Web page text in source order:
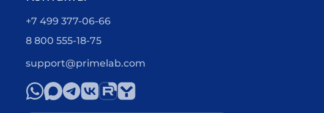
+7 499 377-06-66
8 800 555-18-75
support@primelab.com